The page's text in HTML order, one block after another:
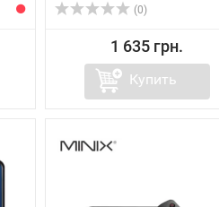
(0)
1 635 грн.
Купить